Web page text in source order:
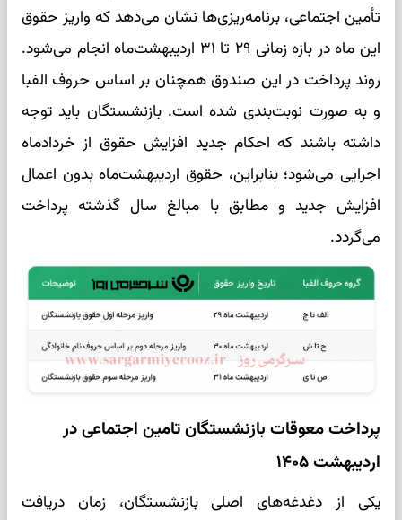
تأمین اجتماعی، برنامه‌ریزی‌ها نشان می‌دهد که واریز حقوق
این ماه در بازه زمانی ۲۹ تا ۳۱ اردیبهشت‌ماه انجام می‌شود.
روند پرداخت در این صندوق همچنان بر اساس حروف الفبا
و به صورت نوبت‌بندی شده است. بازنشستگان باید توجه
داشته باشند که احکام جدید افزایش حقوق از خردادماه
اجرایی می‌شود؛ بنابراین، حقوق اردیبهشت‌ماه بدون اعمال
افزایش جدید و مطابق با مبالغ سال گذشته پرداخت
می‌گردد.
پرداخت معوقات بازنشستگان تامین اجتماعی در
اردیبهشت ۱۴۰۵
یکی از دغدغه‌های اصلی بازنشستگان، زمان دریافت